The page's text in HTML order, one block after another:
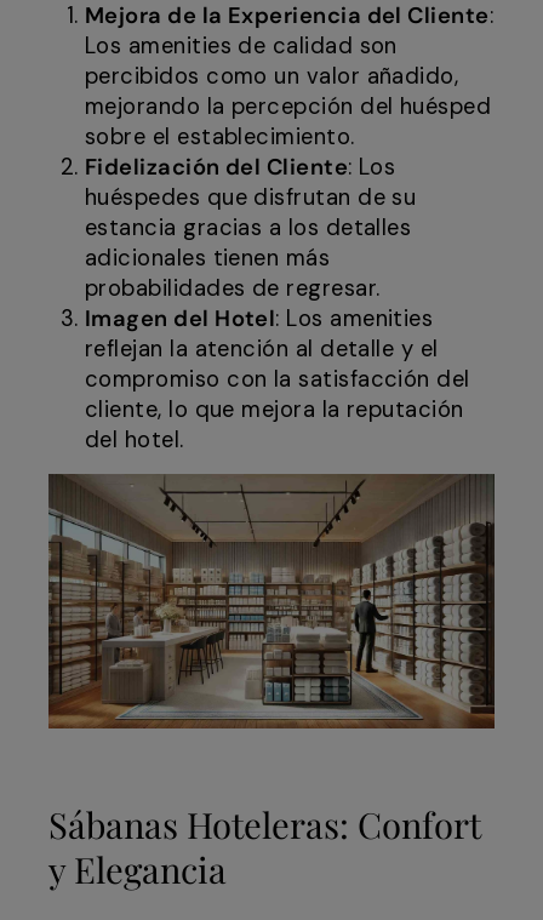
Mejora de la Experiencia del Cliente:
Los amenities de calidad son
percibidos como un valor añadido,
mejorando la percepción del huésped
sobre el establecimiento.
Fidelización del Cliente: Los
huéspedes que disfrutan de su
estancia gracias a los detalles
adicionales tienen más
probabilidades de regresar.
Imagen del Hotel: Los amenities
reflejan la atención al detalle y el
compromiso con la satisfacción del
cliente, lo que mejora la reputación
del hotel.
Sábanas Hoteleras: Confort
y Elegancia